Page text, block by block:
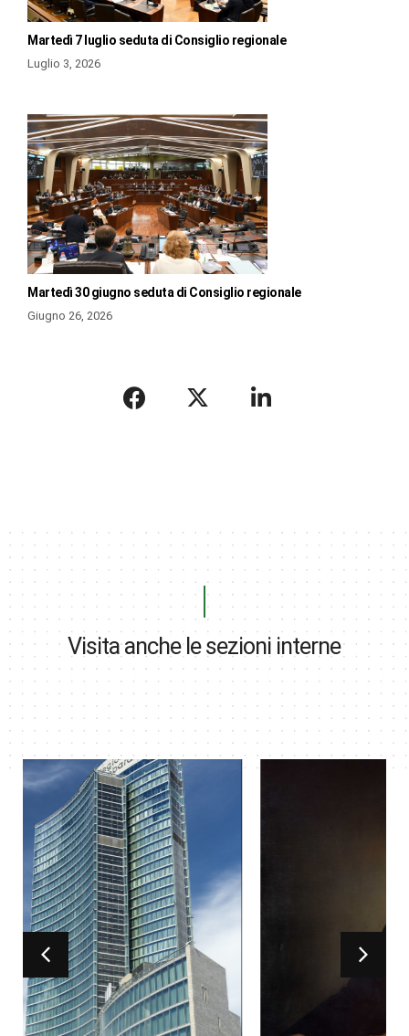
Martedì 7 luglio seduta di Consiglio regionale
Luglio 3, 2026
Martedì 30 giugno seduta di Consiglio regionale
Giugno 26, 2026
Visita anche le sezioni interne